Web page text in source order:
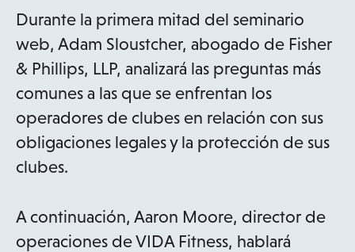
Durante la primera mitad del seminario
web, Adam Sloustcher, abogado de Fisher
& Phillips, LLP, analizará las preguntas más
comunes a las que se enfrentan los
operadores de clubes en relación con sus
obligaciones legales y la protección de sus
clubes.
A continuación, Aaron Moore, director de
operaciones de VIDA Fitness, hablará